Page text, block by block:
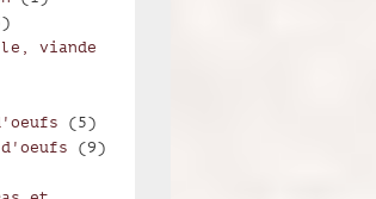
viande
(5)
(9)